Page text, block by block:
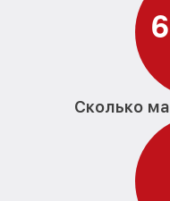
6
Сколько